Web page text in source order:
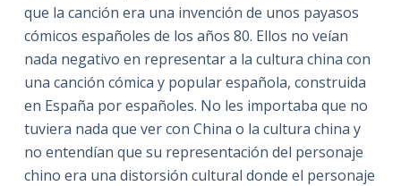
que la canción era una invención de unos payasos
cómicos españoles de los años 80. Ellos no veían
nada negativo en representar a la cultura china con
una canción cómica y popular española, construida
en España por españoles. No les importaba que no
tuviera nada que ver con China o la cultura china y
no entendían que su representación del personaje
chino era una distorsión cultural donde el personaje